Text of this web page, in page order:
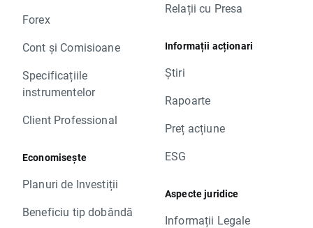
Forex
Cont și Comisioane
Specificațiile
instrumentelor
Client Professional
Economisește
Planuri de Investiții
Beneficiu tip dobândă
Relații cu Presa
Informații acționari
Știri
Rapoarte
Preț acțiune
ESG
Aspecte juridice
Informații Legale